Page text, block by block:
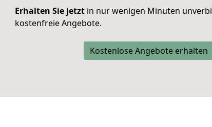
Erhalten Sie jetzt in nur wenigen Minuten
kostenfreie Angebote.
Kostenlose Angebote erhalten